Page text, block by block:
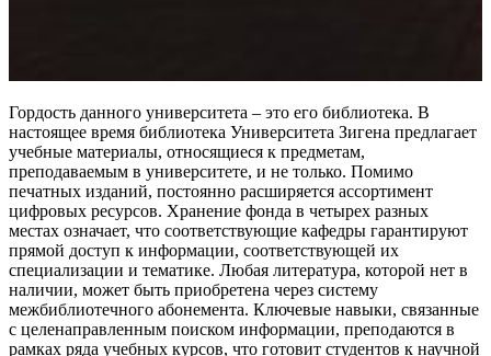
Гордость данного университета – это его библиотека. В
настоящее время библиотека Университета Зигена предлагает
учебные материалы, относящиеся к предметам,
преподаваемым в университете, и не только. Помимо
печатных изданий, постоянно расширяется ассортимент
цифровых ресурсов. Хранение фонда в четырех разных
местах означает, что соответствующие кафедры гарантируют
прямой доступ к информации, соответствующей их
специализации и тематике. Любая литература, которой нет в
наличии, может быть приобретена через систему
межбиблиотечного абонемента. Ключевые навыки, связанные
с целенаправленным поиском информации, преподаются в
рамках ряда учебных курсов, что готовит студентов к научной